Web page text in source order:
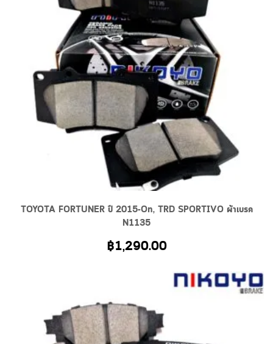
TOYOTA FORTUNER ปี 2015-On, TRD SPORTIVO ผ้าเบรค
N1135
฿1,290.00